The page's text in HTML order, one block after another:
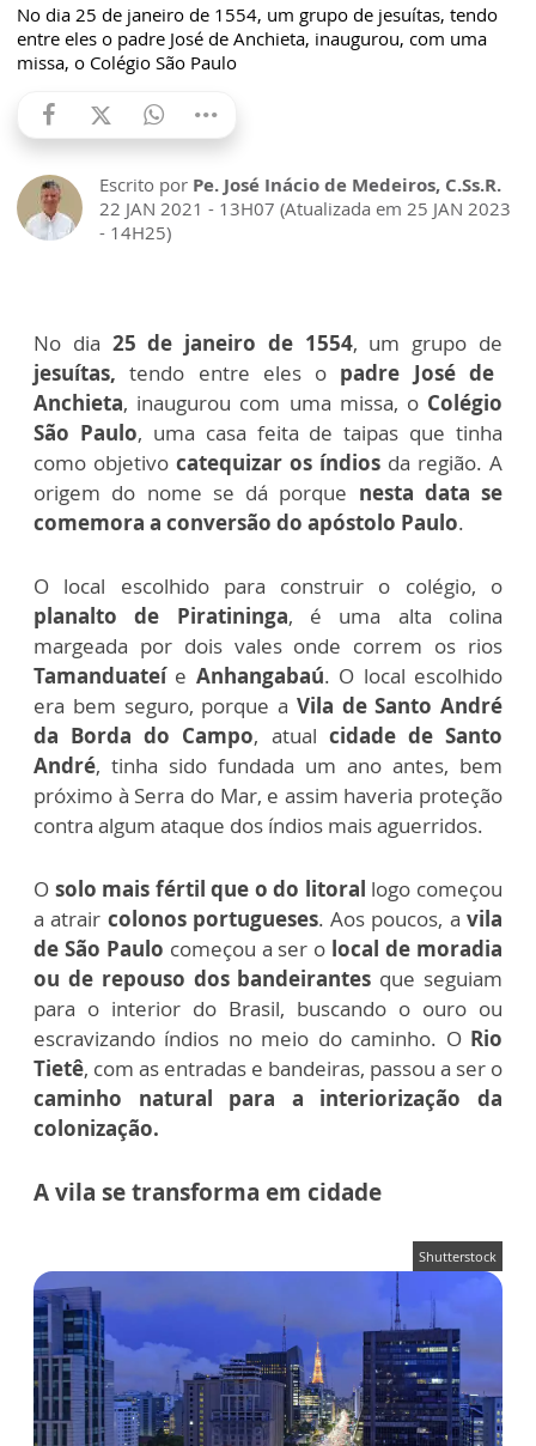
No dia 25 de janeiro de 1554, um grupo de jesuítas, tendo
entre eles o padre José de Anchieta, inaugurou, com uma
missa, o Colégio São Paulo
Escrito por Pe. José Inácio de Medeiros, C.Ss.R.
22 JAN 2021 - 13H07 (Atualizada em 25 JAN 2023
- 14H25)
No dia 25 de janeiro de 1554, um grupo de
jesuítas, tendo entre eles o padre José de
Anchieta, inaugurou com uma missa, o Colégio
São Paulo, uma casa feita de taipas que tinha
como objetivo catequizar os índios da região. A
origem do nome se dá porque nesta data se
comemora a conversão do apóstolo Paulo.
O local escolhido para construir o colégio, o
planalto de Piratininga, é uma alta colina
margeada por dois vales onde correm os rios
Tamanduateí e Anhangabaú. O local escolhido
era bem seguro, porque a Vila de Santo André
da Borda do Campo, atual cidade de Santo
André, tinha sido fundada um ano antes, bem
próximo à Serra do Mar, e assim haveria proteção
contra algum ataque dos índios mais aguerridos.
O solo mais fértil que o do litoral logo começou
a atrair colonos portugueses. Aos poucos, avila
de São Paulo começou a ser o local de moradia
ou de repouso dos bandeirantes que seguiam
para o interior do Brasil, buscando o ouro ou
escravizando índios no meio do caminho. O Rio
Tietê, com as entradas e bandeiras, passou a ser o
caminho natural para a interiorização da
colonização.
A vila se transforma em cidade
Shutterstock